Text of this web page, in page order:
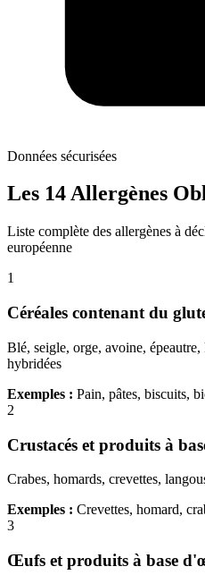
Données sécurisées
Les 14 Allergènes
Liste complète des allergènes à
européenne
1
Céréales contenant du
Blé, seigle, orge, avoine,
hybridées
Exemples : Pain, pâtes, biscuits,
2
Crustacés et produits à
Crabes, homards, crevettes,
Exemples : Crevettes, homard,
3
Œufs et produits à base